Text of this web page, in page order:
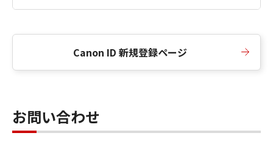
Canon ID 新規登録ページ
お問い合わせ